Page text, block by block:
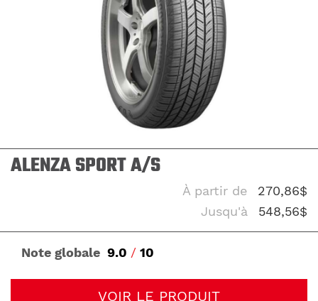
ALENZA SPORT A/S
À partir de
270,86$
Jusqu'à
548,56$
Note globale 9.0 / 10
VOIR LE PRODUIT